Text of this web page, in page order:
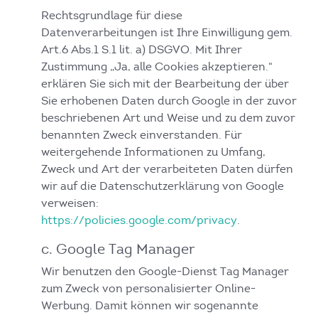
Rechtsgrundlage für diese
Datenverarbeitungen ist Ihre Einwilligung gem.
Art.6 Abs.1 S.1 lit. a) DSGVO. Mit Ihrer
Zustimmung „Ja, alle Cookies akzeptieren.“
erklären Sie sich mit der Bearbeitung der über
Sie erhobenen Daten durch Google in der zuvor
beschriebenen Art und Weise und zu dem zuvor
benannten Zweck einverstanden. Für
weitergehende Informationen zu Umfang,
Zweck und Art der verarbeiteten Daten dürfen
wir auf die Datenschutzerklärung von Google
verweisen:
https://policies.google.com/privacy.
c. Google Tag Manager
Wir benutzen den Google-Dienst Tag Manager
zum Zweck von personalisierter Online-
Werbung. Damit können wir sogenannte